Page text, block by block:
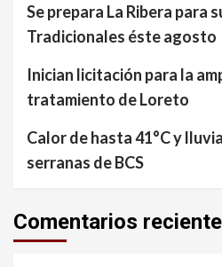
Se prepara La Ribera para
Tradicionales éste agosto
Inician licitación para la
tratamiento de Loreto
Calor de hasta 41°C y
serranas de BCS
Comentarios